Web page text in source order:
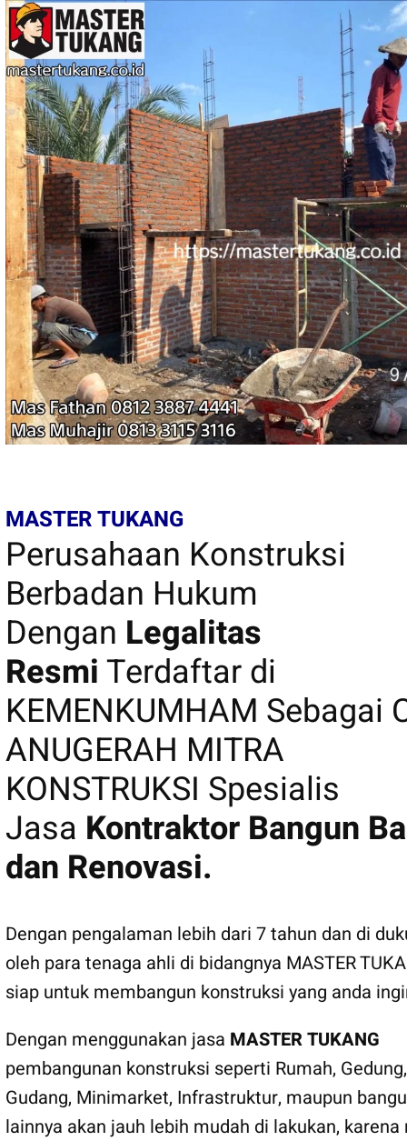
MASTER TUKANG
Perusahaan Konstruksi
Berbadan Hukum
Dengan Legalitas
ResmiTerdaftar di
KEMENKUMHAM Sebagai
ANUGERAH MITRA
KONSTRUKSI Spesialis
Jasa Kontraktor Bangun
dan Renovasi.
Dengan pengalaman lebih dari 7 tahun dan di
oleh para tenaga ahli di bidangnya MASTER
siap untuk membangun konstruksi yang anda
Dengan menggunakan jasa MASTER TUKANG
pembangunan konstruksi seperti Rumah, Gedung,
Gudang, Minimarket, Infrastruktur, maupun
lainnya akan jauh lebih mudah di lakukan, karena